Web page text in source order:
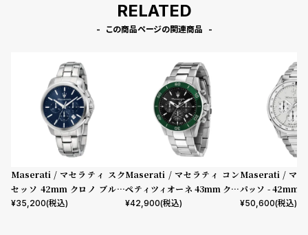
RELATED
この商品ページの関連商品
Maserati / マセラティ スク
セッソ 42mm クロノ ブルー
ダイヤル シルバー ブレスレッ
¥35,200(税込)
Maserati / マセラティ コン
ペティツィオーネ 43mm クロ
ノグラフ ブラック ダイヤル シ
¥42,900(税込)
Maserati / マセ
パッソ - 42mm
ダイヤル シルバ
¥50,600(税込)